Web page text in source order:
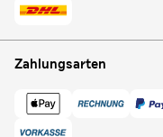
Zahlungsarten